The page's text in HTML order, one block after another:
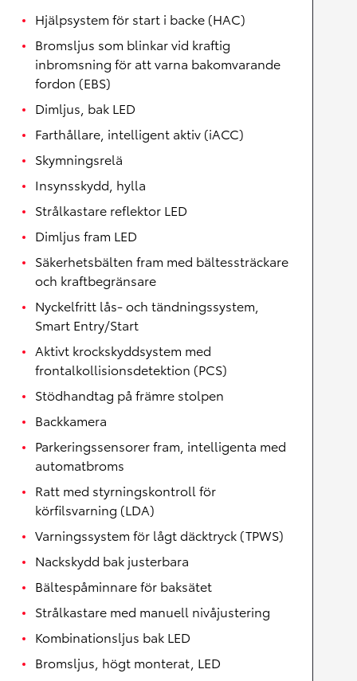
Hjälpsystem för start i backe (HAC)
Bromsljus som blinkar vid kraftig
inbromsning för att varna bakomvarande
fordon (EBS)
Dimljus, bak LED
Farthållare, intelligent aktiv (iACC)
Skymningsrelä
Insynsskydd, hylla
Strålkastare reflektor LED
Dimljus fram LED
Säkerhetsbälten fram med bältessträckare
och kraftbegränsare
Nyckelfritt lås- och tändningssystem,
Smart Entry/Start
Aktivt krockskyddsystem med
frontalkollisionsdetektion (PCS)
Stödhandtag på främre stolpen
Backkamera
Parkeringssensorer fram, intelligenta med
automatbroms
Ratt med styrningskontroll för
körfilsvarning (LDA)
Varningssystem för lågt däcktryck (TPWS)
Nackskydd bak justerbara
Bältespåminnare för baksätet
Strålkastare med manuell nivåjustering
Kombinationsljus bak LED
Bromsljus, högt monterat, LED